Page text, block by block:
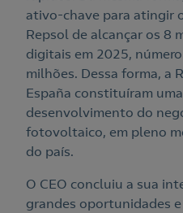
ativo-chave para atingir
Repsol de alcançar os 8
digitais em 2025,
milhões. Dessa forma, a
España constituíram
desenvolvimento do
fotovoltaico, em pleno
do país.
O CEO concluiu a sua
grandes oportunidades